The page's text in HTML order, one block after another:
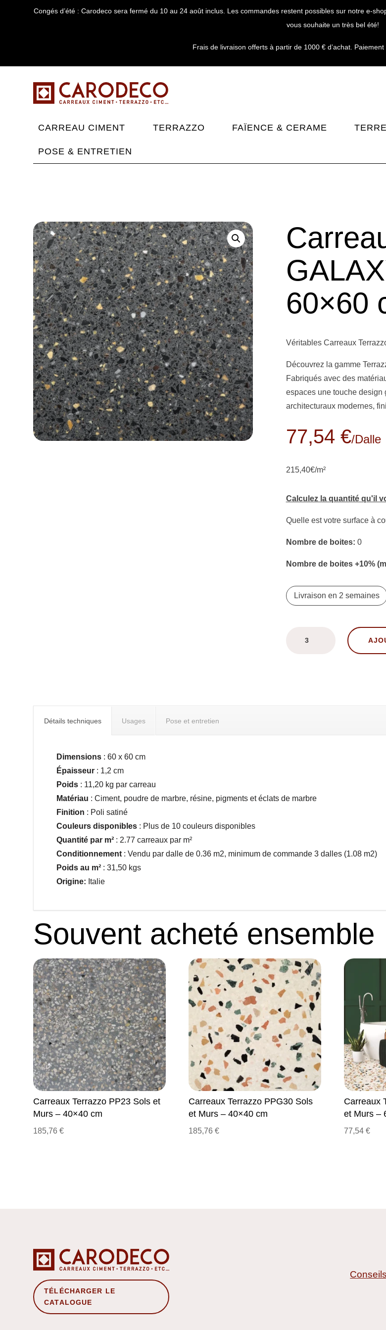
Congés d’été : Carodeco sera fermé du 10 au 24 août inclus. Les commandes restent possibles sur notre e-
vous souhaite un très bel été!
Frais de livraison offerts à partir de 1000 € d’achat. Paiement
CARREAU CIMENT TERRAZZO FAÏENCE & CERAME
POSE & ENTRETIEN
60×60
Véritables Carreaux
Découvrez la gamme
Fabriqués avec des
espaces une touche design
architecturaux modernes,
77,54 €/dalle
215,40€/m²
Calculez la quantité qu'il
Quelle est votre surface à
Nombre de boites: 0
Nombre de boites +10%
Livraison en 2 semaines
Détails techniques Usages Pose et entretien
Dimensions : 60 x 60 cm
Épaisseur : 1,2 cm
Poids : 11,20 kg par carreau
Matériau : Ciment, poudre de marbre, résine, pigments et éclats de marbre
Finition : Poli satiné
Couleurs disponibles : Plus de 10 couleurs disponibles
Quantité par m² : 2.77 carreaux par m²
Conditionnement : Vendu par dalle de 0.36 m2, minimum de commande 3 dalles (1.08 m2)
Poids au m² : 31,50 kgs
Origine: Italie
Souvent acheté ensemble
Carreaux Terrazzo PP23 Sols et
Murs – 40×40 cm
185,76€
Carreaux Terrazzo PPG30 Sols
et Murs – 40×40 cm
185,76€
Carreaux
et Murs –
77,54 €
TÉLÉCHARGER LE
CATALOGUE